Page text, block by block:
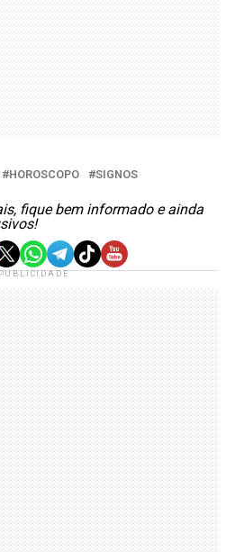
HOROSCOPO SIGNOS
fique bem informado e ainda